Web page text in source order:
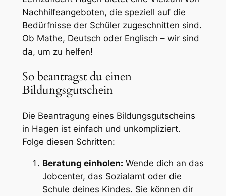
Nachhilfeangeboten, die speziell auf die
Bedürfnisse der Schüler zugeschnitten sind.
Ob Mathe, Deutsch oder Englisch – wir sind
da, um zu helfen!
So beantragst du einen
Bildungsgutschein
Die Beantragung eines Bildungsgutscheins
in Hagen ist einfach und unkompliziert.
Folge diesen Schritten:
Beratung einholen: Wende dich an das
Jobcenter, das Sozialamt oder die
Schule deines Kindes. Sie können dir